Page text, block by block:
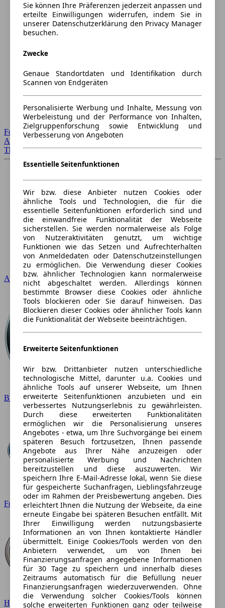
Forum Startseite
Alle Auto-Foren
Themen-Forum
Audi
BMW
Ford
Hyundai
Sie können Ihre Präferenzen jederzeit anpassen und
erteilte Einwilligungen widerrufen, indem Sie in
unserer Datenschutzerklärung den Privacy Manager
besuchen.
Zwecke
Genaue Standortdaten und Identifikation durch
Scannen von Endgeräten
Personalisierte Werbung und Inhalte, Messung von
Werbeleistung und der Performance von Inhalten,
Zielgruppenforschung sowie Entwicklung und
Verbesserung von Angeboten
Essentielle Seitenfunktionen
Wir bzw. diese Anbieter nutzen Cookies oder
ähnliche Tools und Technologien, die für die
essentielle Seitenfunktionen erforderlich sind und
die einwandfreie Funktionalität der Webseite
sicherstellen. Sie werden normalerweise als Folge
von Nutzeraktivitäten genutzt, um wichtige
Funktionen wie das Setzen und Aufrechterhalten
von Anmeldedaten oder Datenschutzeinstellungen
zu ermöglichen. Die Verwendung dieser Cookies
bzw. ähnlicher Technologien kann normalerweise
nicht abgeschaltet werden. Allerdings können
bestimmte Browser diese Cookies oder ähnliche
Tools blockieren oder Sie darauf hinweisen. Das
Blockieren dieser Cookies oder ähnlicher Tools kann
die Funktionalität der Webseite beeinträchtigen.
Erweiterte Seitenfunktionen
Wir bzw. Drittanbieter nutzen unterschiedliche
technologische Mittel, darunter u.a. Cookies und
ähnliche Tools auf unserer Webseite, um Ihnen
erweiterte Seitenfunktionen anzubieten und ein
verbessertes Nutzungserlebnis zu gewährleisten.
Durch diese erweiterten Funktionalitäten
ermöglichen wir die Personalisierung unseres
Angebotes - etwa, um Ihre Suchvorgänge bei einem
späteren Besuch fortzusetzen, Ihnen passende
Angebote aus Ihrer Nähe anzuzeigen oder
personalisierte Werbung und Nachrichten
bereitzustellen und diese auszuwerten. Wir
speichern Ihre E-Mail-Adresse lokal, wenn Sie diese
für gespeicherte Suchanfragen, Lieblingsfahrzeuge
oder im Rahmen der Preisbewertung angeben. Dies
erleichtert Ihnen die Nutzung der Webseite, da eine
erneute Eingabe bei späteren Besuchen entfällt. Mit
Ihrer Einwilligung werden nutzungsbasierte
Informationen an von Ihnen kontaktierte Händler
übermittelt. Einige Cookies/Tools werden von den
Anbietern verwendet, um von Ihnen bei
Finanzierungsanfragen angegebene Informationen
für 30 Tage zu speichern und innerhalb dieses
Zeitraums automatisch für die Befüllung neuer
Finanzierungsanfragen wiederzuverwenden. Ohne
die Verwendung solcher Cookies/Tools können
solche erweiterten Funktionen ganz oder teilweise